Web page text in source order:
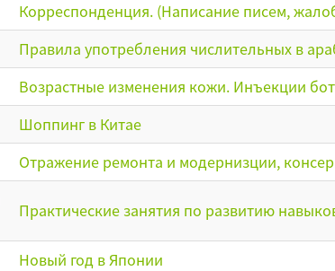
Корреспонденция. (Написание писем,
Правила употребления числительных в
Возрастные изменения кожи. Инъекции
Шоппинг в Китае
Отражение ремонта и модернизции,
Практические занятия по развитию
Новый год в Японии